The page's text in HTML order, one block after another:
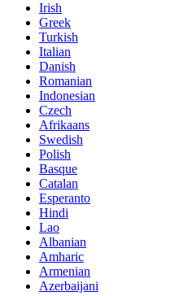
Irish
Greek
Turkish
Italian
Danish
Romanian
Indonesian
Czech
Afrikaans
Swedish
Polish
Basque
Catalan
Esperanto
Hindi
Lao
Albanian
Amharic
Armenian
Azerbaijani